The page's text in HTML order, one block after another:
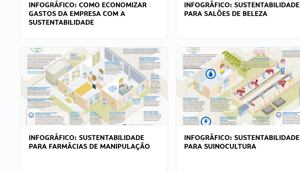
INFOGRÁFICO: COMO ECONOMIZAR
GASTOS DA EMPRESA COM A
SUSTENTABILIDADE
INFOGRÁFICO: SUSTENTABILIDADE
PARA SALÕES DE BELEZA
INFOGRÁFICO: SUSTENTABILIDADE
PARA FARMÁCIAS DE MANIPULAÇÃO
INFOGRÁFICO: SUSTENTABILIDADE
PARA SUINOCULTURA